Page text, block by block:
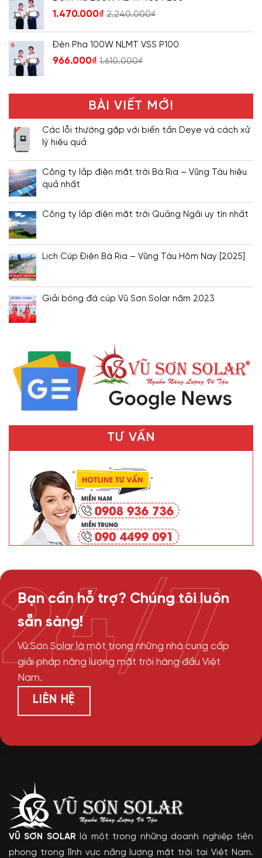
1.470.000₫ 2.240.000₫
Đèn Pha 100W NLMT VSS P100
966.000₫ 1.610.000₫
BÀI VIẾT MỚI
Các lỗi thường gặp với biến tần Deye và cách xử
lý hiệu quả
Công ty lắp điện mặt trời Bà Rịa – Vũng Tàu hiệu
quả nhất
Công ty lắp điện mặt trời Quảng Ngãi uy tín nhất
Lịch Cúp Điện Bà Rịa – Vũng Tàu Hôm Nay [2025]
Giải bóng đá cúp Vũ Sơn Solar năm 2023
TƯ VẤN
Bạn cần hỗ trợ? Chúng tôi luôn
sẵn sàng!
Vũ Sơn Solar là một trong những nhà cung cấp
giải pháp năng lượng mặt trời hàng đầu Việt
Nam.
LIÊN HỆ
24/7
VŨ SƠN SOLAR là một trong những doanh nghiệp tiên
phong trong lĩnh vực năng lượng mặt trời tại Việt Nam.